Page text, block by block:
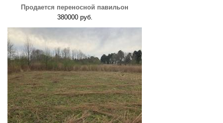
Продается переносной павильон
380000 руб.